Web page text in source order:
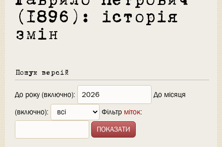
(1896): історія
змін
Пошук версій
До року (включно):
До місяця
(включно):
Фільтр міток: